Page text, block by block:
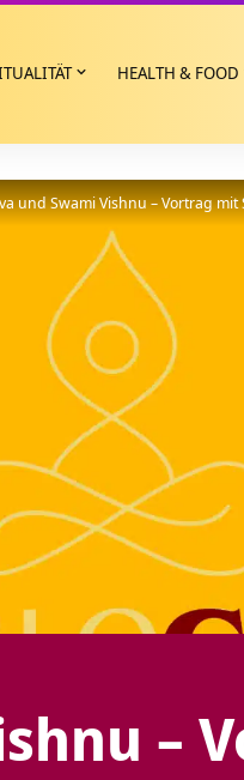
HEALTH & FOOD
und Swami Vishnu – Vortrag mit
–